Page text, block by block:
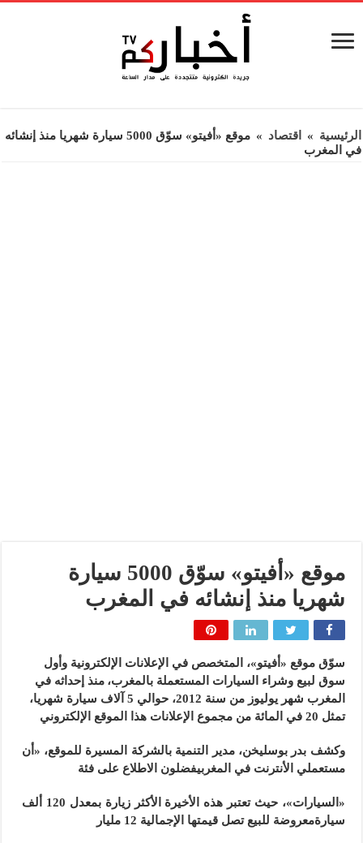
الرئيسية » اقتصاد »
موقع «أفيتو» سوّق 5000 سيارة شهريا منذ إنشائه
في المغرب
موقع «أفيتو» سوّق 5000 سيارة
شهريا منذ إنشائه في المغرب
سوّق موقع «أفيتو»، المتخصص في الإعلانات الإلكترونية وأول
سوق لبيع وشراء السيارات المستعملة بالمغرب، منذ إحداثه في
المغرب شهر يوليوز من سنة 2012، حوالي 5 آلاف سيارة شهريا،
تمثل 20 في المائة من مجموع الإعلانات هذا الموقع الإلكتروني
وكشف بدر بوسليخن، مدير التنمية بالشركة المسيرة للموقع، «أن
مستعملي الأنترنت في المغربيفضلون الاطلاع على فئة
«السيارات»، حيث تعتبر هذه الأخيرة الأكثر زيارة بمعدل 120 ألف
سيارةمعروضة للبيع تصل قيمتها الإجمالية 12 مليار